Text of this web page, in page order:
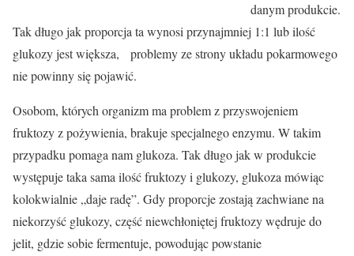
danym produkcie.
Tak długo jak proporcja ta wynosi przynajmniej 1:1 lub ilość
glukozy jest większa, problemy ze strony układu pokarmowego
nie powinny się pojawić.
Osobom, których organizm ma problem z przyswojeniem
fruktozy z pożywienia, brakuje specjalnego enzymu. W takim
przypadku pomaga nam glukoza. Tak długo jak w produkcie
występuje taka sama ilość fruktozy i glukozy, glukoza mówiąc
kolokwialnie „daje radę”. Gdy proporcje zostają zachwiane na
niekorzyść glukozy, część niewchłoniętej fruktozy wędruje do
jelit, gdzie sobie fermentuje, powodując powstanie